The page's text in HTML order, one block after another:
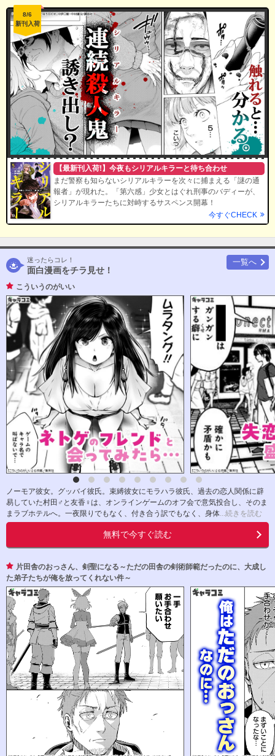
8/6
新刊入荷
【最新刊入荷!】今夜もシリアルキラーと待ち合わせ
まだ警察も知らないシリアルキラーを次々に捕まえる「謎の通
報者」が現れた。「第六感」少女とはぐれ刑事のバディーが、
シリアルキラーたちに対峙するサスペンス開幕！
今すぐCHECK
迷ったらコレ！
面白漫画をチラ見せ！
一覧へ
こういうのがいい
ノーモア彼女。グッバイ彼氏。束縛彼女にモラハラ彼氏、過去の恋人関係に辟
易していた村田♂と友香♀は、オンラインゲームのオフ会で意気投合し、そのま
まラブホテルへ。一夜限りでもなく、付き合う訳でもなく、身体 ...続きを読む
無料で今すぐ読む
片田舎のおっさん、剣聖になる～ただの田舎の剣術師範だったのに、大成し
た弟子たちが俺を放ってくれない件～